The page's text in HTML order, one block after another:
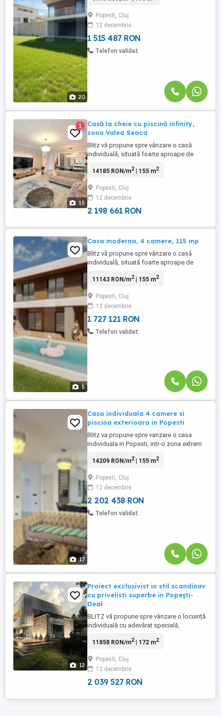
20
este ideală pentru familiile care caută un
cămin spațios, bine conectat și construit
cu materiale de ...
Popesti, Cluj
12 decembrie
1 515 487 RON
Telefon validat
15
1
Casă la cheie cu piscină infinity,
zona Valea Seaca
Blitz vă propune spre vânzare o casă
individuală, situată foarte aproape de
impresionează prin spațiile generoase,
moderne, fiind ideală pentru o familie în
căutarea confortului și intimității. Stadiu:
Finalizat ...
14185 RON/m2| 155 m2
Popesti, Cluj
12 decembrie
2 198 661 RON
5
Casa moderna, 4 camere, 115 mp
Blitz vă propune spre vânzare o casă
individuală, situată foarte aproape de
proprietate impresionează prin spațiile
și facilitățile moderne, fiind ideală pentru o
familie în căutarea confortului și intimității.
Suprafață ...
11143 RON/m2| 155 m2
Popesti, Cluj
12 decembrie
1 727 121 RON
Telefon validat
17
Casa individuala 4 camere si
piscina exterioara in Popesti
Blitz va propune spre vanzare o casa
individuala in Popesti, intr-o zona extrem
circulabila. Casa a fost edificata in anul
D+P astfel : - La Demisol ( nivelul solului)
casa dispune de :garaj, hol, casa scarii, 1
dormitor, ...
14209 RON/m2| 155 m2
Popesti, Cluj
12 decembrie
2 202 438 RON
Telefon validat
12
Proiect exclusivist in stil scandinav
cu privelisti superbe in Popești-
Deal
BLITZ vă propune spre vânzare o locuință
individuală cu adevărat specială,
în plină dezvoltare, apreciat pentru liniște,
asupra împrejurimilor. Proprietatea
impresionează atât prin designul
arhitectural scandinav, cu acoperiș ...
11858 RON/m2| 172 m2
Popesti, Cluj
12 decembrie
2 039 527 RON